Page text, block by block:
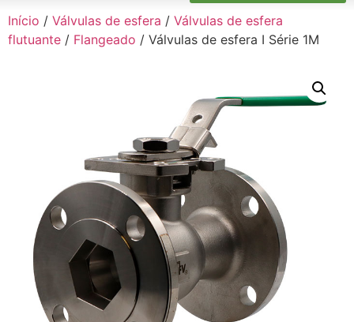
Início / Válvulas de esfera / Válvulas de esfera
flutuante / Flangeado / Válvulas de esfera I Série 1M